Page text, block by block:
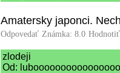
Amatersky japonci.
Odpovedať Známka: 8.0
zlodeji
Od: